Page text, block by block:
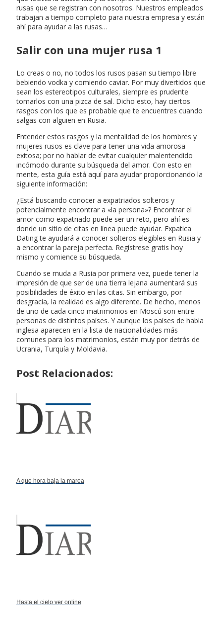
rusas que se registran con nosotros. Nuestros empleados
trabajan a tiempo completo para nuestra empresa y están
ahí para ayudar a las rusas…
Salir con una mujer rusa 1
Lo creas o no, no todos los rusos pasan su tiempo libre
bebiendo vodka y comiendo caviar. Por muy divertidos que
sean los estereotipos culturales, siempre es prudente
tomarlos con una pizca de sal. Dicho esto, hay ciertos
rasgos con los que es probable que te encuentres cuando
salgas con alguien en Rusia.
Entender estos rasgos y la mentalidad de los hombres y
mujeres rusos es clave para tener una vida amorosa
exitosa; por no hablar de evitar cualquier malentendido
incómodo durante su búsqueda del amor. Con esto en
mente, esta guía está aquí para ayudar proporcionando la
siguiente información:
¿Está buscando conocer a expatriados solteros y
potencialmente encontrar a «la persona»? Encontrar el
amor como expatriado puede ser un reto, pero ahí es
donde un sitio de citas en línea puede ayudar. Expatica
Dating te ayudará a conocer solteros elegibles en Rusia y
a encontrar la pareja perfecta. Regístrese gratis hoy
mismo y comience su búsqueda.
Cuando se muda a Rusia por primera vez, puede tener la
impresión de que ser de una tierra lejana aumentará sus
posibilidades de éxito en las citas. Sin embargo, por
desgracia, la realidad es algo diferente. De hecho, menos
de uno de cada cinco matrimonios en Moscú son entre
personas de distintos países. Y aunque los países de habla
inglesa aparecen en la lista de nacionalidades más
comunes para los matrimonios, están muy por detrás de
Ucrania, Turquía y Moldavia.
Post Relacionados:
A que hora baja la marea
Hasta el cielo ver online